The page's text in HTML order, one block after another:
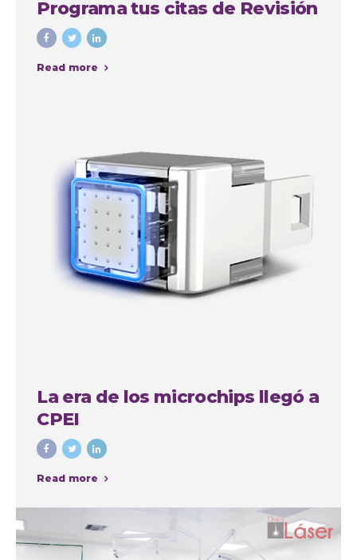
Programa tus citas de Revisión
Read more
La era de los microchips llegó a
CPEI
Read more